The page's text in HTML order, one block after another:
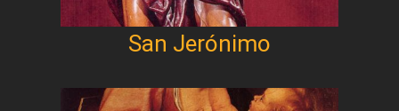
San Jerónimo